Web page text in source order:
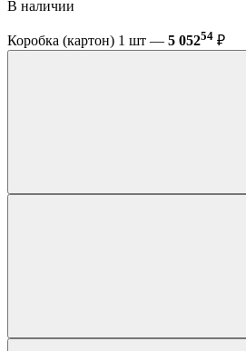
В наличии
Коробка (картон) 1 шт — 5 05254 ₽